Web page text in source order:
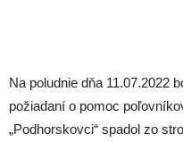
Na poludnie dňa 11.07.2022
požiadaní o pomoc
„Podhorskovci“ spadol zo